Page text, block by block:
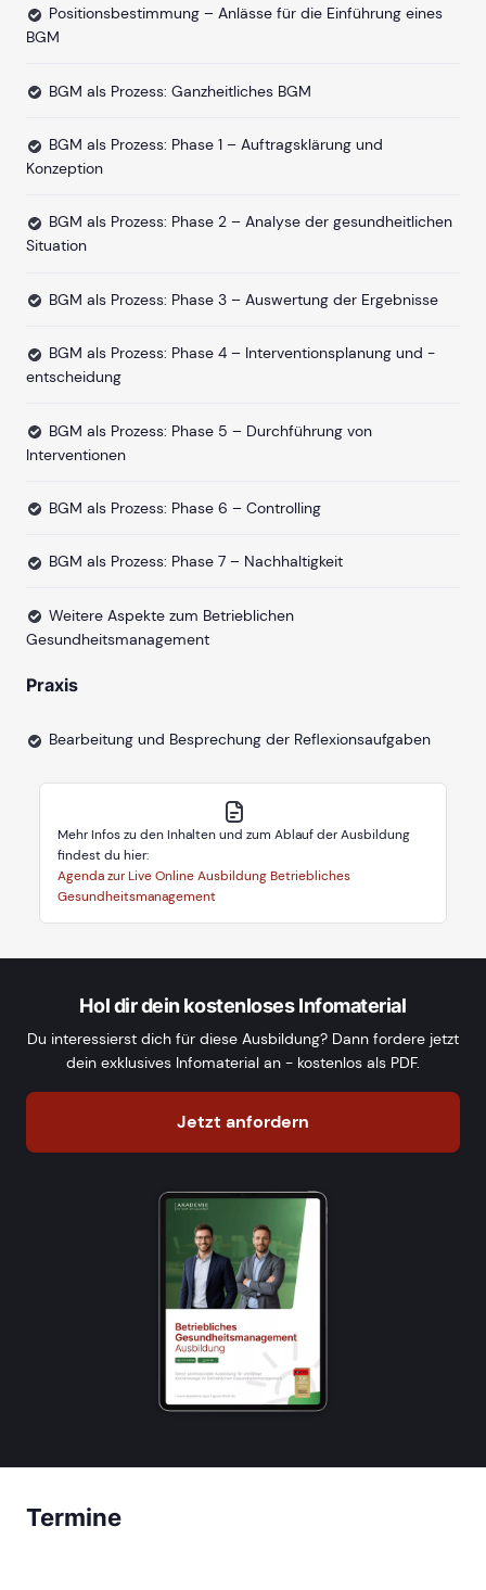
Positionsbestimmung – Anlässe für die Einführung eines
BGM
BGM als Prozess: Ganzheitliches BGM
BGM als Prozess: Phase 1 – Auftragsklärung und
Konzeption
BGM als Prozess: Phase 2 – Analyse der gesundheitlichen
Situation
BGM als Prozess: Phase 3 – Auswertung der Ergebnisse
BGM als Prozess: Phase 4 – Interventionsplanung und -
entscheidung
BGM als Prozess: Phase 5 – Durchführung von
Interventionen
BGM als Prozess: Phase 6 – Controlling
BGM als Prozess: Phase 7 – Nachhaltigkeit
Weitere Aspekte zum Betrieblichen
Gesundheitsmanagement
Praxis
Bearbeitung und Besprechung der Reflexionsaufgaben
Mehr Infos zu den Inhalten und zum Ablauf der Ausbildung
findest du hier:
Agenda zur Live Online Ausbildung Betriebliches
Gesundheitsmanagement
Hol dir dein kostenloses Infomaterial
Du interessierst dich für diese Ausbildung? Dann fordere jetzt
dein exklusives Infomaterial an - kostenlos als PDF.
Jetzt anfordern
Termine